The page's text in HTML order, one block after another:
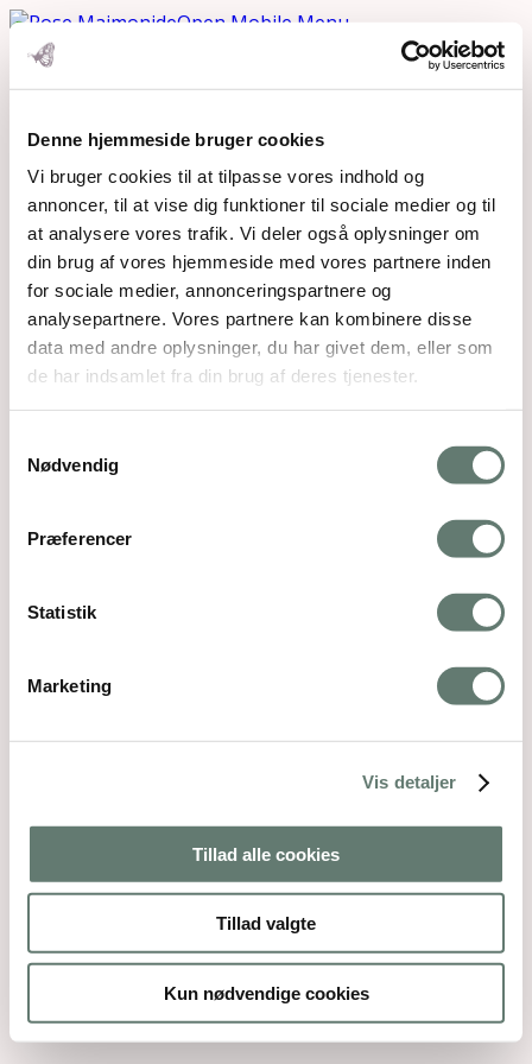
Denne hjemmeside bruger cookies
Vi bruger cookies til at tilpasse vores indhold og
annoncer, til at vise dig funktioner til sociale medier og til
at analysere vores trafik. Vi deler også oplysninger om
din brug af vores hjemmeside med vores partnere inden
for sociale medier, annonceringspartnere og
analysepartnere. Vores partnere kan kombinere disse
data med andre oplysninger, du har givet dem, eller som
de har indsamlet fra din brug af deres tjenester.
Nødvendig
Præferencer
Statistik
Marketing
Vis detaljer
Tillad alle cookies
Tillad valgte
Kun nødvendige cookies
Open Mobile Menu
Downloads:full (300x200)|thumbnail (150x150)
Mothering Guiding | CVR 28237618 |
rose@rosemaimonide.com |
Handelsbetingelser
Copyright 2026 – Rose Maimonide. All Rights
Reserved. Webdesign byDIGITAL TALES.
Back To Top